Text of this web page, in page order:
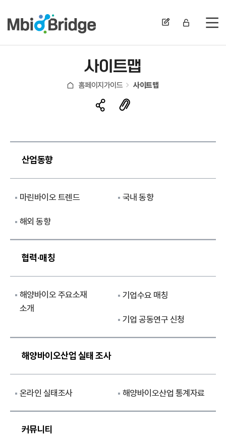
전
사이트맵
홈페이지가이드 사이트맵
산업동향
마린바이오 트렌드 국내 동향
해외 동향
협력·매칭
해양바이오 주요소재
소개
기업수요 매칭
기업 공동연구 신청
해양바이오산업 실태 조사
온라인 실태조사 해양바이오산업 통계자료
커뮤니티